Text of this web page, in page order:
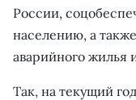
России,
населению, а
аварийного жилья
Так, на текущий